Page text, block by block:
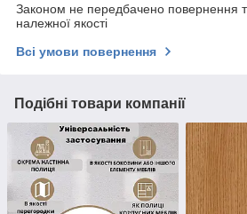
Законом не передбачено повернення
належної якості
Всі умови повернення
Подібні товари компанії